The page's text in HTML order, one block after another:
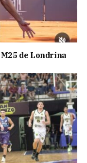
de Londrina